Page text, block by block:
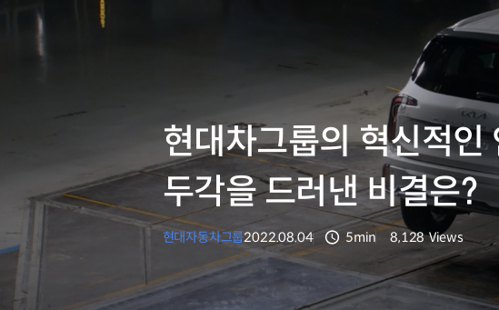
현대차그룹의 혁신적
두각을 드러낸 비결은?
현대자동차그룹2022.08.04 5min
조회수
8,128 Views